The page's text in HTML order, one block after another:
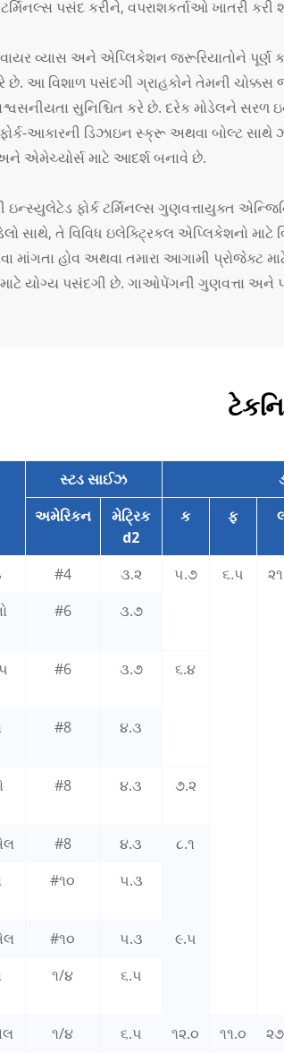
પસંદ કરીને, વપરાશકર્તાઓ ખાતરી
વ્યાસ અને એપ્લિકેશન જરૂરિયાતોને પૂર્ણ
છે. આ વિશાળ પસંદગી ગ્રાહકોને તેમની
સુનિશ્ચિત કરે છે. દરેક મોડેલને
આકારની ડિઝાઇન સ્ક્રૂ અથવા બોલ્ટ
એમેચ્યોર્સ માટે આદર્શ બનાવે છે.
ફોર્ક ટર્મિનલ્સ ગુણવત્તાયુક્ત
સાથે, તે વિવિધ ઇલેક્ટ્રિકલ એપ્લિકેશનો
માંગતા હોવ અથવા તમારા આગામી પ્રોજેક્ટ
માટે યોગ્ય પસંદગી છે. ગાઓપેંગની ગુણવત્તા અને
સ્ટડ સાઈઝ
અમેરિકન
મેટ્રિક
d2
ક ફ
#4 ૩.૨ ૫.૭ ૬.૫
#6 ૩.૭
#6 ૩.૭ ૬.૪
#8 ૪.૩
#8 ૪.૩ ૭.૨
#8 ૪.૩
૮.૧
#૧૦ ૫.૩
#૧૦ ૫.૩
૯.૫
૧/૪ ૬.૫
૧/૪ ૬.૫ ૧૨.૦ ૧૧.૦